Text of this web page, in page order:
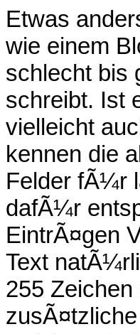
Etwas
wie einem
schlecht bis
schreibt. Ist
vielleicht
kennen die
Felder fÃ¼r
dafÃ¼r
EintrÃ¤gen
Text
255